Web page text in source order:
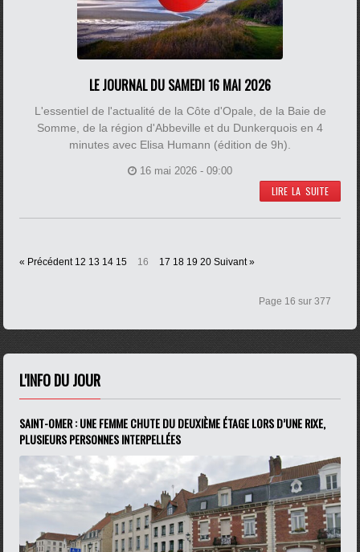
LE JOURNAL DU SAMEDI 16 MAI 2026
L'essentiel de l'actualité de la Côte d'Opale, de la Baie de
Somme, de la région d'Abbeville et du Dunkerquois en 4
minutes avec Elisa Humann (édition de 9h).
16 mai 2026 - 09:00
LIRE LA SUITE
« Précédent 12 13 14 15 16 17 18 19 20 Suivant »
Page 16 sur 377
L'INFO DU JOUR
SAINT-OMER : UNE FEMME CHUTE DU DEUXIÈME ÉTAGE LORS D’UNE RIXE,
PLUSIEURS PERSONNES INTERPELLÉES